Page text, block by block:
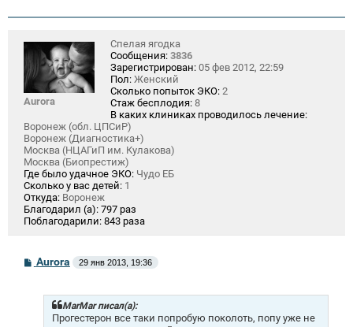
Aurora
Спелая ягодка
Сообщения: 3836
Зарегистрирован: 05 фев 2012, 22:59
Пол: Женский
Сколько попыток ЭКО: 2
Стаж бесплодия: 8
В каких клиниках проводилось лечение:
Воронеж (обл. ЦПСиР)
Воронеж (Диагностика+)
Москва (НЦАГиП им. Кулакова)
Москва (Биопрестиж)
Где было удачное ЭКО: Чудо ЕБ
Сколько у вас детей: 1
Откуда: Воронеж
Благодарил (а): 797 раз
Поблагодарили: 843 раза
С
Aurora 29 янв 2013, 19:36
MarMar писал(а):
Прогестерон все таки попробую поколоть, попу уже не